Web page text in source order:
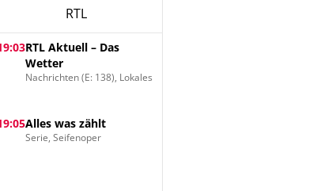
RTL
RTL Aktuell – Das
Wetter
Nachrichten (E: 138), Lokales
Alles was zählt
Serie, Seifenoper